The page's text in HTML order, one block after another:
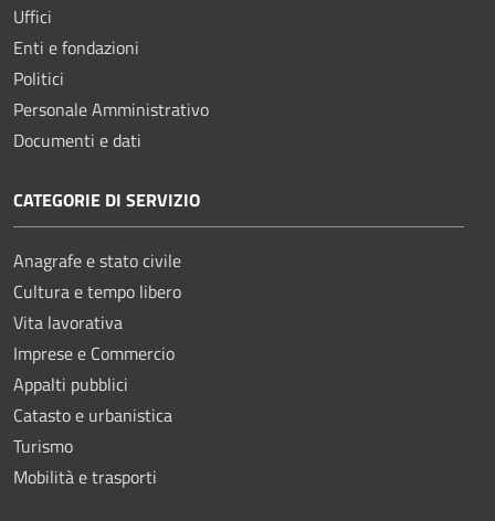
Uffici
Enti e fondazioni
Politici
Personale Amministrativo
Documenti e dati
CATEGORIE DI SERVIZIO
Anagrafe e stato civile
Cultura e tempo libero
Vita lavorativa
Imprese e Commercio
Appalti pubblici
Catasto e urbanistica
Turismo
Mobilità e trasporti